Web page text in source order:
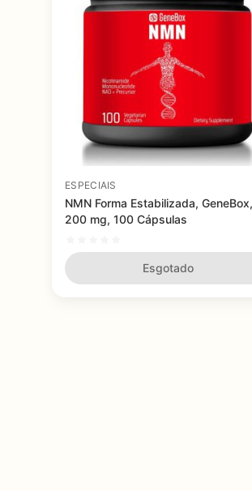
ESPECIAIS
NMN Forma Estabilizada, GeneBox,
200 mg, 100 Cápsulas
Esgotado